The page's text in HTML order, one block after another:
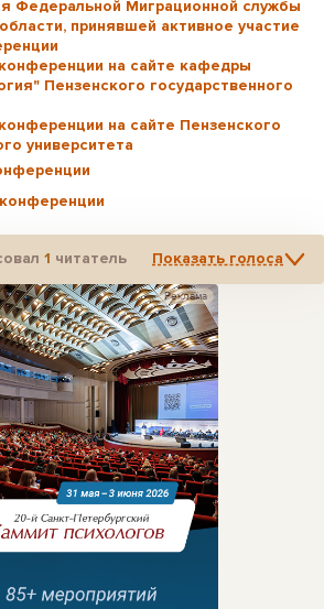
Федеральной Миграционной службы
принявшей активное участие
на сайте кафедры
Пензенского государственного
на сайте Пензенского
университета
1 читатель Показать голоса
Реклама